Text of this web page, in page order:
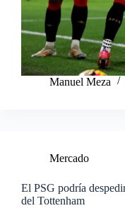
Manuel Meza
Mercado
El PSG podría
del Tottenham